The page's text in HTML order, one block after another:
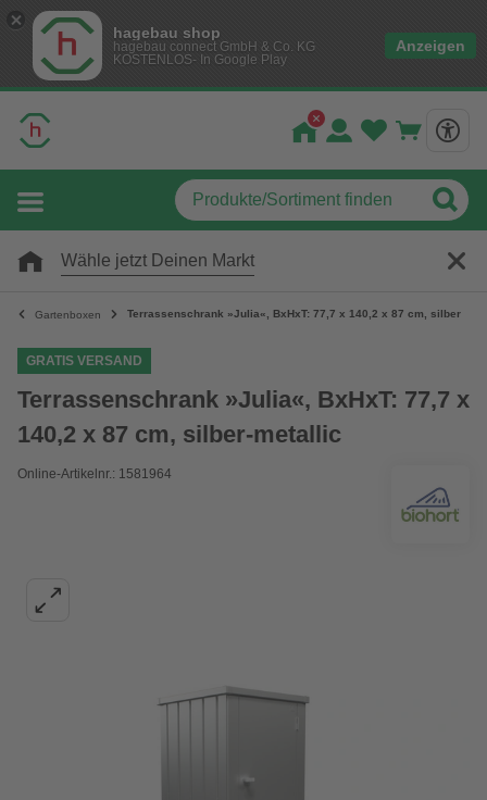
hagebau shop
hagebau connect GmbH & Co. KG
KOSTENLOS- In Google Play
Anzeigen
Wähle jetzt Deinen Markt
Gartenboxen Terrassenschrank »Julia«, BxHxT: 77,7 x 140,2 x 87 cm, silber-
GRATIS VERSAND
Terrassenschrank »Julia«, BxHxT: 77,7 x
140,2 x 87 cm, silber-metallic
Online-Artikelnr.: 1581964